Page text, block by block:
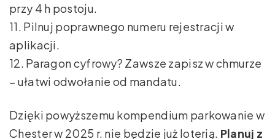
przy 4 h postoju.
11. Pilnuj poprawnego numeru rejestracji w
aplikacji.
12. Paragon cyfrowy? Zawsze zapisz w chmurze
– ułatwi odwołanie od mandatu.
Dzięki powyższemu kompendium parkowanie w
Chester w 2025 r. nie będzie już loterią. Planuj z